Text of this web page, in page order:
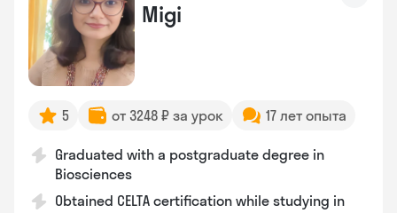
Migi
5 от 3248 ₽ за урок 17 лет опыта
Graduated with a postgraduate degree in
Biosciences
Obtained CELTA certification while studying in